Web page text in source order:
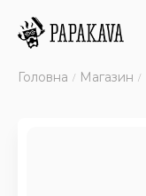
Головна Магазин